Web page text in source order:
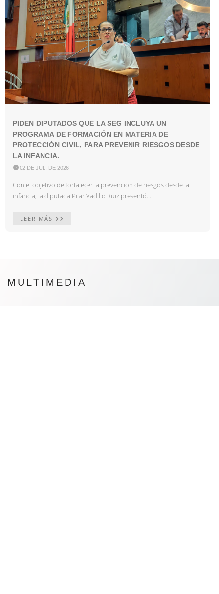
PIDEN DIPUTADOS QUE LA SEG INCLUYA UN
PROGRAMA DE FORMACIÓN EN MATERIA DE
PROTECCIÓN CIVIL, PARA PREVENIR RIESGOS DESDE
LA INFANCIA.
02 DE JUL. DE 2026
Con el objetivo de fortalecer la prevención de riesgos desde la
infancia, la diputada Pilar Vadillo Ruiz presentó....
LEER MÁS
MULTIMEDIA